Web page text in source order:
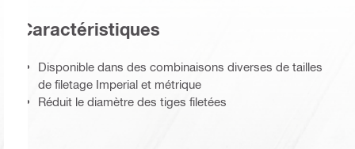
Caractéristiques
Disponible dans des combinaisons diverses de tailles
de filetage Imperial et métrique
Réduit le diamètre des tiges filetées